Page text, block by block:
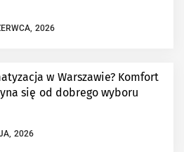
2026
w Warszawie? Komfort
się od dobrego wyboru
2026